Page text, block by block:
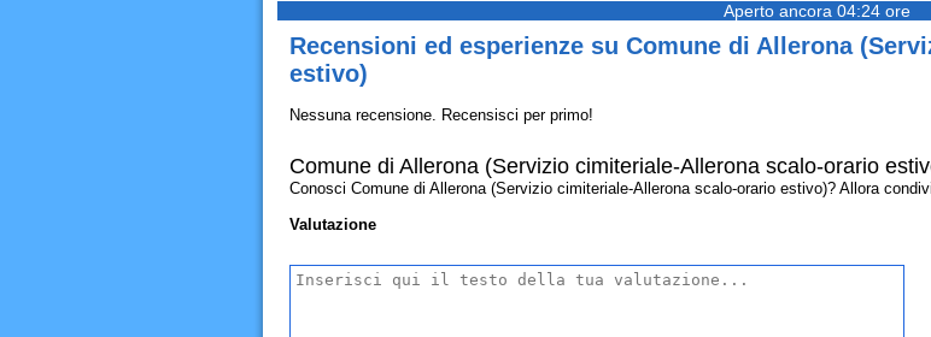
Aperto ancora 04:24 ore
Recensioni ed esperienze su Comune di Allerona
estivo)
Nessuna recensione. Recensisci per primo!
Comune di Allerona (Servizio cimiteriale-Allerona scalo-orario
Conosci Comune di Allerona (Servizio cimiteriale-Allerona scalo-orario estivo)? Allora
Valutazione